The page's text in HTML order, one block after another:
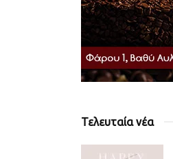
Τελευταία νέα